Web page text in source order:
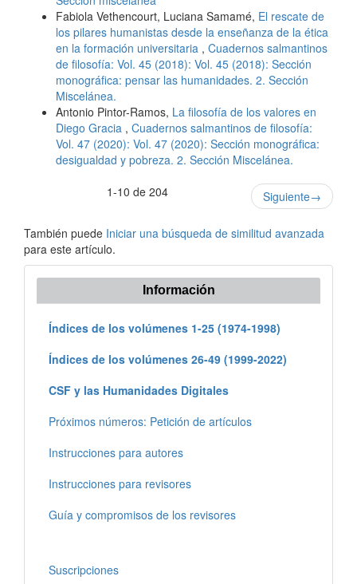
Fabiola Vethencourt, Luciana Samamé, El rescate de
los pilares humanistas desde la enseñanza de la ética
en la formación universitaria , Cuadernos salmantinos
de filosofía: Vol. 45 (2018): Vol. 45 (2018): Sección
monográfica: pensar las humanidades. 2. Sección
Miscelánea.
Antonio Pintor-Ramos, La filosofía de los valores en
Diego Gracia , Cuadernos salmantinos de filosofía:
Vol. 47 (2020): Vol. 47 (2020): Sección monográfica:
desigualdad y pobreza. 2. Sección Miscelánea.
1-10 de 204
Siguiente→
También puede Iniciar una búsqueda de similitud avanzada
para este artículo.
Información
Índices de los volúmenes 1-25 (1974-1998)
Índices de los volúmenes 26-49 (1999-2022)
CSF y las Humanidades Digitales
Próximos números: Petición de artículos
Instrucciones para autores
Instrucciones para revisores
Guía y compromisos de los revisores
Suscripciones